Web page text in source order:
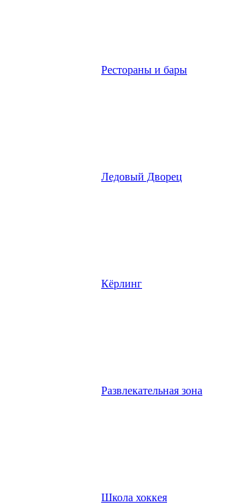
Рестораны и бары
Ледовый Дворец
Кёрлинг
Развлекательная зона
Школа хоккея